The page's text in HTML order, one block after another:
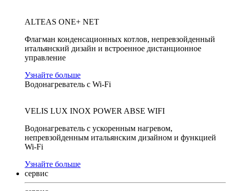
ALTEAS ONE+ NET
Флагман конденсационных котлов, непревзойденный
итальянский дизайн и встроенное дистанционное
управление
Узнайте больше
Водонагреватель с Wi-Fi
VELIS LUX INOX POWER ABSE WIFI
Водонагреватель с ускоренным нагревом,
непревзойденным итальянским дизайном и функцией
Wi-Fi
Узнайте больше
сервис